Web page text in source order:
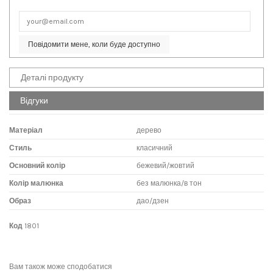
Повідомити мене, коли буде доступно
Деталі продукту
Відгуки
Матеріал дерево
Стиль класичний
Основний колір бежевий/жовтий
Колір малюнка без малюнка/в тон
Образ дао/дзен
Код 1801
Вам також може сподобатися